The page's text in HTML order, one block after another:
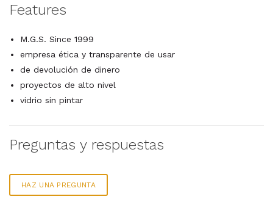
Features
M.G.S. Since 1999
empresa ética y transparente de usar
de devolución de dinero
proyectos de alto nivel
vidrio sin pintar
Preguntas y respuestas
HAZ UNA PREGUNTA